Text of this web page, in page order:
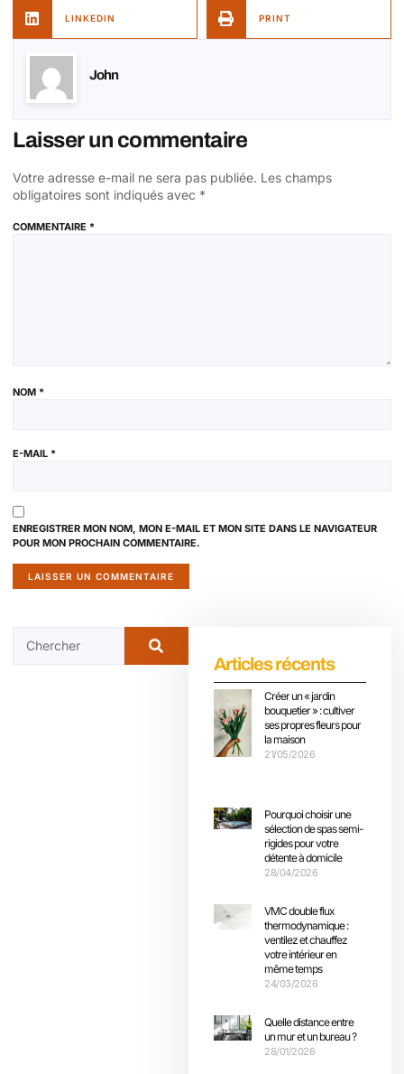
LINKEDIN PRINT
John
Laisser un commentaire
Votre adresse e-mail ne sera pas publiée. Les champs
obligatoires sont indiqués avec *
COMMENTAIRE *
NOM *
E-MAIL *
ENREGISTRER MON NOM, MON E-MAIL ET MON SITE DANS LE NAVIGATEUR
POUR MON PROCHAIN COMMENTAIRE.
Articles récents
Créer un « jardin
bouquetier » : cultiver
ses propres fleurs pour
la maison
21/05/2026
Pourquoi choisir une
sélection de spas semi-
rigides pour votre
détente à domicile
28/04/2026
VMC double flux
thermodynamique :
ventilez et chauffez
votre intérieur en
même temps
24/03/2026
Quelle distance entre
un mur et un bureau ?
28/01/2026